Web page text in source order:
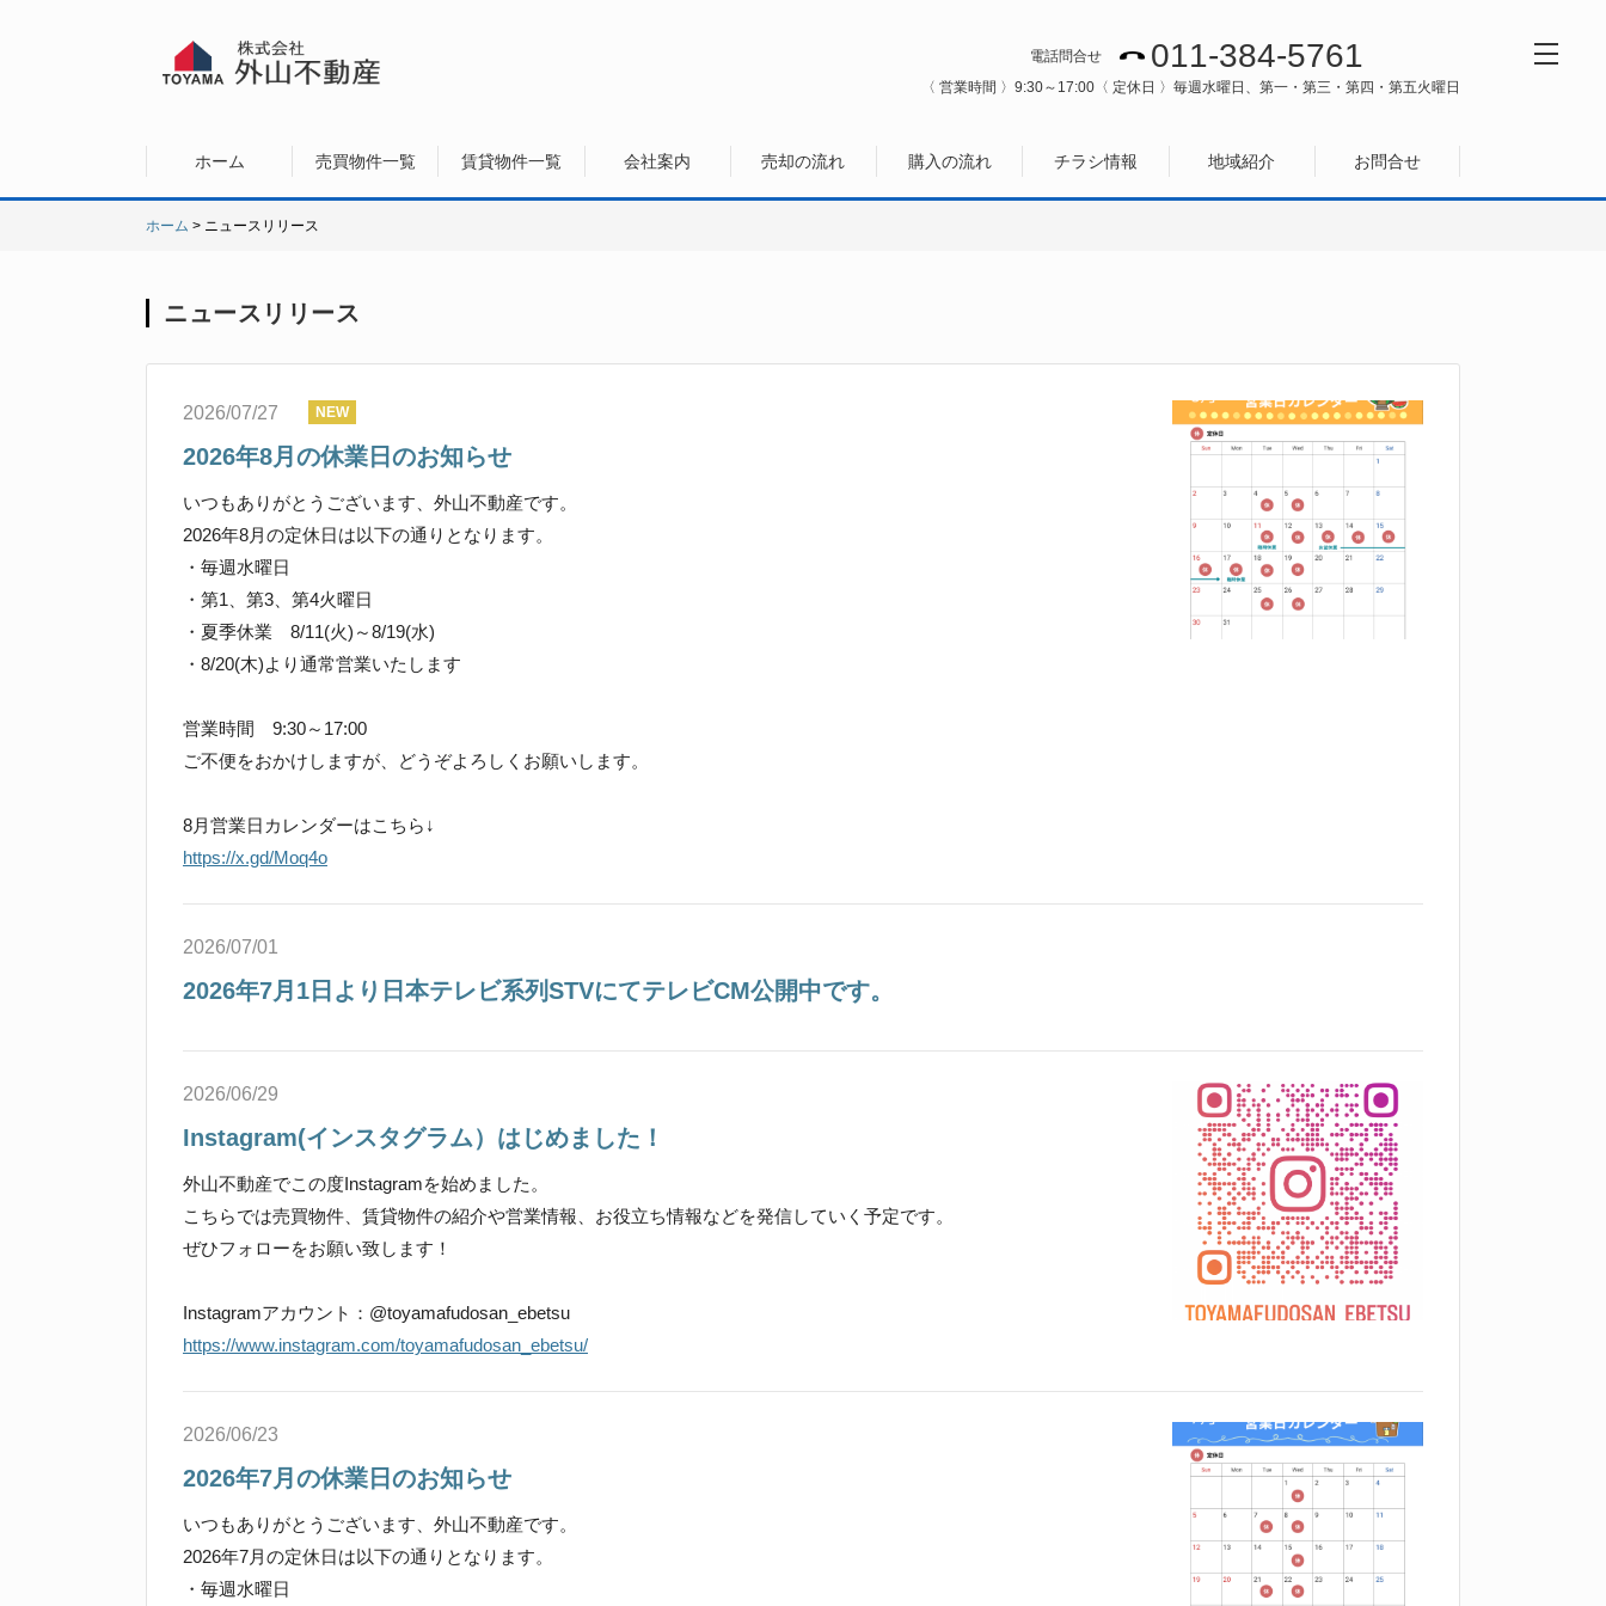
電話問合せ 011-384-5761
〈 営業時間 〉9:30～17:00 〈 定休日 〉毎週水曜日、第一・第三・第四・第五火曜日
ホーム 売買物件一覧 賃貸物件一覧 会社案内 売却の流れ 購入の流れ チラシ情報 地域紹介 お問合せ
ホーム > ニュースリリース
ニュースリリース
2026/07/27
2026年8月の休業日のお知らせ
いつもありがとうございます、外山不動産です。
2026年8月の定休日は以下の通りとなります。
・毎週水曜日
・第1、第3、第4火曜日
・夏季休業 8/11(火)～8/19(水)
・8/20(木)より通常営業いたします
営業時間 9:30～17:00
ご不便をおかけしますが、どうぞよろしくお願いします。
8月営業日カレンダーはこちら↓
https://x.gd/Moq4o
2026/07/01
2026年7月1日より日本テレビ系列STVにてテレビCM公開中です。
2026/06/29
Instagram(インスタグラム）はじめました！
外山不動産でこの度Instagramを始めました。
こちらでは売買物件、賃貸物件の紹介や営業情報、お役立ち情報などを発信していく予定です。
ぜひフォローをお願い致します！
Instagramアカウント：@toyamafudosan_ebetsu
https://www.instagram.com/toyamafudosan_ebetsu/
2026/06/23
2026年7月の休業日のお知らせ
いつもありがとうございます、外山不動産です。
2026年7月の定休日は以下の通りとなります。
・毎週水曜日